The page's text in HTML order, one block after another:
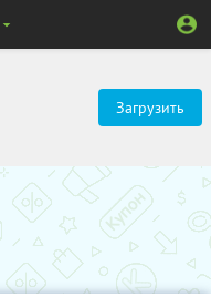
Загрузить